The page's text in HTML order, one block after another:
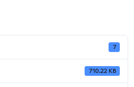
7
710.22 KB